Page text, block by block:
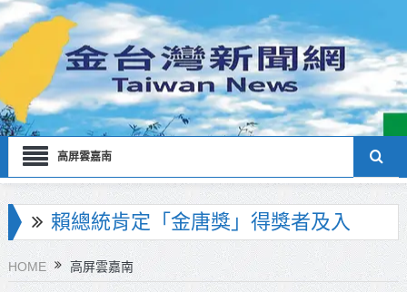
高屏雲嘉南
海巡署南部分署主官大換血 蔡順元
勉提升巡防戰力
HOME 高屏雲嘉南